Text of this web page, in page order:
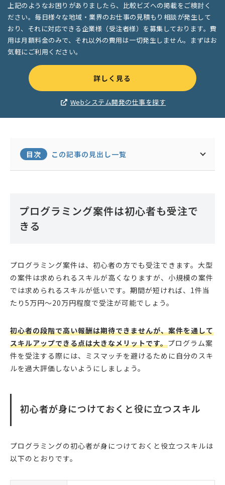
上記のようなお困りがありましたら、比較ビズへの掲載をご検討く
ださい。毎日様々な地域・業界のお仕事の見積もり相談が発生して
おり、それに対応できる企業様（受注者様）を募集しております。費
用は月額料金のみで、それ以外の費用は一切発生しません。まずはお
気軽にご利用ください。
詳しく見る
Webシステム開発の仕事を探す
目次 この記事の見出し一覧
プログラミング案件は初心者も受注で
きる
プログラミング案件は、初心者の方でも受注できます。大型
の案件は求められるスキルが高くなりますが、小規模の案件
では求められるスキルが低いです。期間が短ければ、1件当
たり5万円〜20万円程度で受注が可能でしょう。
初心者の段階で高い報酬は期待できませんが、案件を通して
スキルアップできる点は大きなメリットです。プログラム案
件を受注する際には、ミスマッチを避けるために自分のスキ
ルを過大評価しないようにしましょう。
初心者が身につけておくと役に立つスキル
プログラミングの初心者が身につけておくと役立つスキルは
以下のとおりです。